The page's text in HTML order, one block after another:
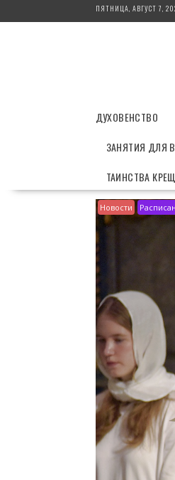
е
ПЯТНИЦА, АВГУСТ 7,
ДУХОВЕНСТВО
ЗАНЯТИЯ ДЛЯ
ТАИНСТВА
Новости